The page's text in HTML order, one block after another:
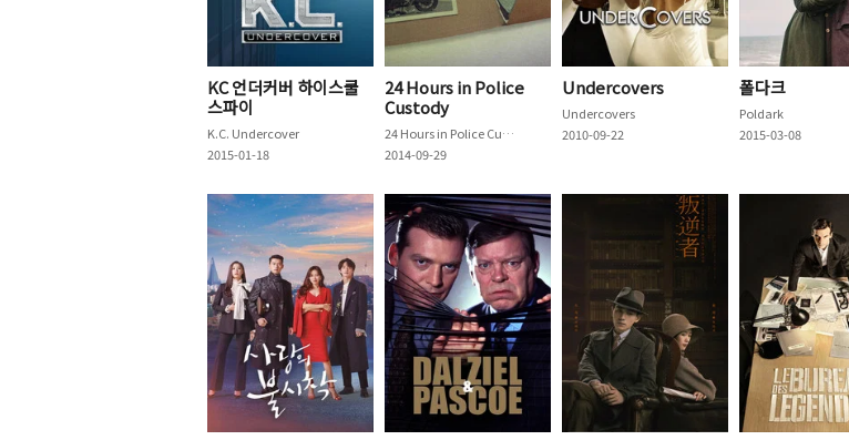
KC 언더커버 하이스쿨
스파이
K.C. Undercover
2015-01-18
24 Hours in Police
Custody
24 Hours in Police Custody
2014-09-29
Undercovers
Undercovers
2010-09-22
폴다크
Poldark
2015-03-08